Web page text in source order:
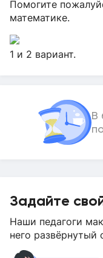
Помогите
математике.
1 и 2 вариант.
В
Задайте
Наши педагоги
него развёрнутый